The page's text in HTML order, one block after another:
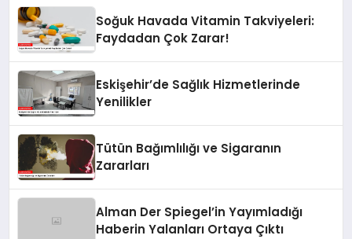
Soğuk Havada Vitamin Takviyeleri:
Faydadan Çok Zarar!
Eskişehir’de Sağlık Hizmetlerinde
Yenilikler
Tütün Bağımlılığı ve Sigaranın
Zararları
Alman Der Spiegel’in Yayımladığı
Haberin Yalanları Ortaya Çıktı